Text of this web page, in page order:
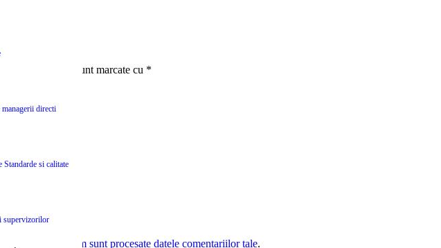
managerii directi
si calitate
supervizorilor
obligatorii sunt marcate cu *
spamul. Află cum sunt procesate datele comentariilor tale.